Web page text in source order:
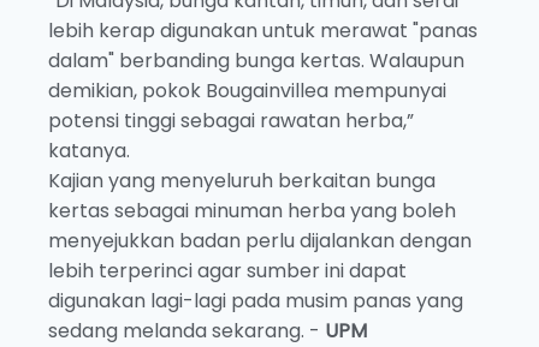
lebih kerap digunakan untuk merawat "panas
dalam" berbanding bunga kertas. Walaupun
demikian, pokok Bougainvillea mempunyai
potensi tinggi sebagai rawatan herba,”
katanya.
Kajian yang menyeluruh berkaitan bunga
kertas sebagai minuman herba yang boleh
menyejukkan badan perlu dijalankan dengan
lebih terperinci agar sumber ini dapat
digunakan lagi-lagi pada musim panas yang
sedang melanda sekarang. - UPM